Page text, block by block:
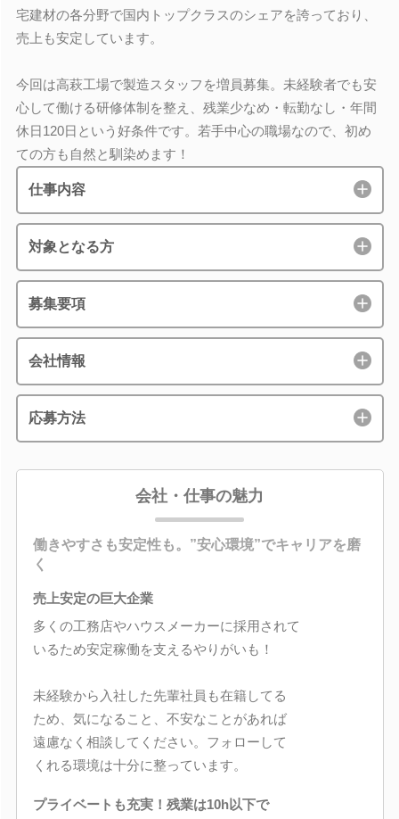
宅建材の各分野で国内トップクラスのシェアを誇っており、
売上も安定しています。
今回は高萩工場で製造スタッフを増員募集。未経験者でも安
心して働ける研修体制を整え、残業少なめ・転勤なし・年間
休日120日という好条件です。若手中心の職場なので、初め
ての方も自然と馴染めます！
仕事内容
対象となる方
募集要項
会社情報
応募方法
会社・仕事の魅力
働きやすさも安定性も。”安心環境”でキャリアを磨
く
売上安定の巨大企業
多くの工務店やハウスメーカーに採用されて
いるため安定稼働を支えるやりがいも！
未経験から入社した先輩社員も在籍してる
ため、気になること、不安なことがあれば
遠慮なく相談してください。フォローして
くれる環境は十分に整っています。
プライベートも充実！残業は10h以下で